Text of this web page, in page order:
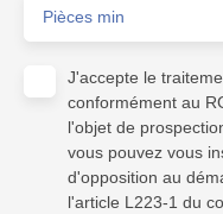
Pièces min
J'accepte le
conformément au
l'objet de
vous pouvez vous
d'opposition au
l'article L223-1 du